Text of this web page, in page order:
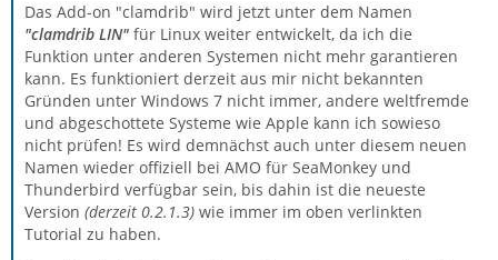
Das Add-on "clamdrib" wird jetzt unter dem Namen
"clamdrib LIN" für Linux weiter entwickelt, da ich die
Funktion unter anderen Systemen nicht mehr garantieren
kann. Es funktioniert derzeit aus mir nicht bekannten
Gründen unter Windows 7 nicht immer, andere weltfremde
und abgeschottete Systeme wie Apple kann ich sowieso
nicht prüfen! Es wird demnächst auch unter diesem neuen
Namen wieder offiziell bei AMO für SeaMonkey und
Thunderbird verfügbar sein, bis dahin ist die neueste
Version (derzeit 0.2.1.3) wie immer im oben verlinkten
Tutorial zu haben.